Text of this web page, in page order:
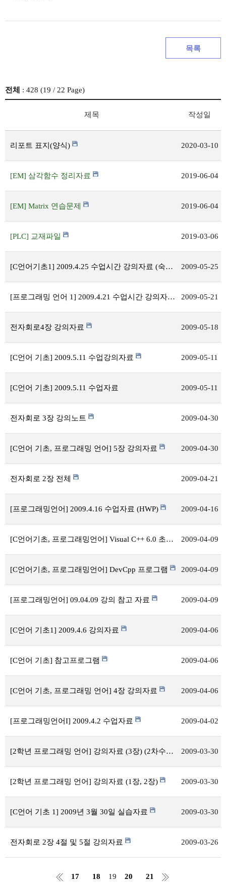
목록
전체 : 428 (19 / 22 Page)
제목 작성일
리포트 표지(양식) 2020-03-10
[EM] 삼각함수 정리자료 2019-06-04
[EM] Matrix 연습문제 2019-06-04
[PLC] 교재파일 2019-03-06
[C언어기초1] 2009.4.25 수업시간 강의자료 (숙제포함) 2009-05-25
[프로그래밍 언어 1] 2009.4.21 수업시간 강의자료 (숙제포함) 2009-05-21
전자회로4장 강의자료 2009-05-18
[C언어 기초] 2009.5.11 수업강의자료 2009-05-11
[C언어 기초] 2009.5.11 수업자료 2009-05-11
전자회로 3장 강의노트 2009-04-30
[C언어 기초, 프로그래밍 언어] 5장 강의자료 2009-04-30
전자회로 2장 전체 2009-04-21
[프로그래밍언어] 2009.4.16 수업자료 (HWP) 2009-04-16
[C언어기초, 프로그래밍언어] Visual C++ 6.0 초간단 사용법 2009-04-09
[C언어기초, 프로그래밍언어] DevCpp 프로그램 2009-04-09
[프로그래밍언어] 09.04.09 강의 참고 자료 2009-04-09
[C언어 기초1] 2009.4.6 강의자료 2009-04-06
[C언어 기초] 참고프로그램 2009-04-06
[C언어 기초, 프로그래밍 언어] 4장 강의자료 2009-04-06
[프로그래밍언어I] 2009.4.2 수업자료 2009-04-02
[2학년 프로그래밍 언어] 강의자료 (3장) (2차수정) 2009-03-30
[2학년 프로그래밍 언어] 강의자료 (1장, 2장) 2009-03-30
[C언어 기초 1] 2009년 3월 30일 실습자료 2009-03-30
전자회로 2장 4절 및 5절 강의자료 2009-03-26
17 18 19 20 21